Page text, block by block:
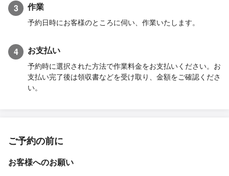
3 作業
予約日時にお客様のところに伺い、作業いたします。
4 お支払い
予約時に選択された方法で作業料金をお支払いください。お
支払い完了後は領収書などを受け取り、金額をご確認くださ
い。
ご予約の前に
お客様へのお願い